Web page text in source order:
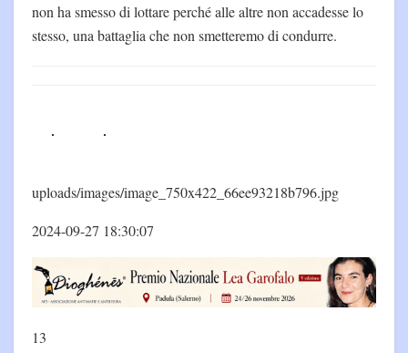
non ha smesso di lottare perché alle altre non accadesse lo
stesso, una battaglia che non smetteremo di condurre.
uploads/images/image_750x422_66ee93218b796.jpg
2024-09-27 18:30:07
13